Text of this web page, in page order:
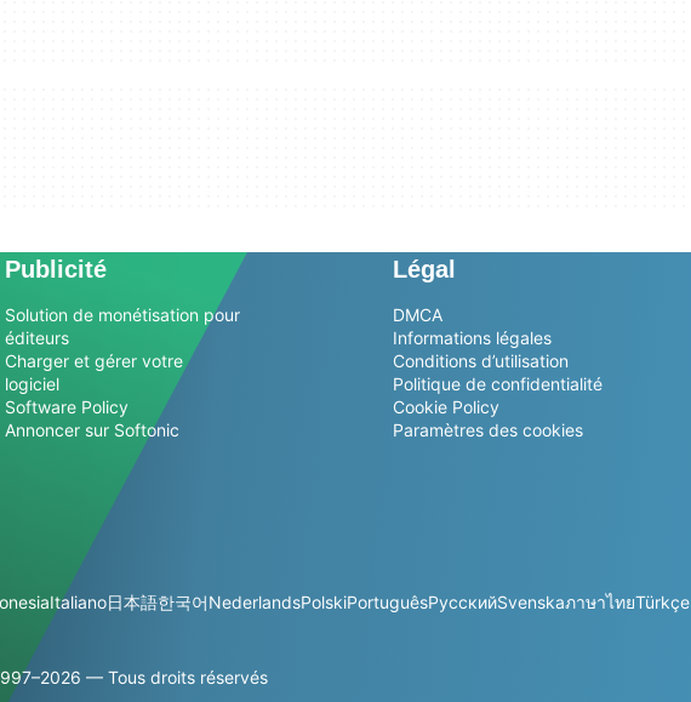
Publicité
Solution de monétisation pour
éditeurs
Charger et gérer votre
logiciel
Software Policy
Annoncer sur Softonic
Légal
DMCA
Informations légales
Conditions d’utilisation
Politique de confidentialité
Cookie Policy
Paramètres des cookies
Italiano日本語한국어NederlandsPolskiPortuguêsРусскийSvenskaภาษาไทยTürkçe
— Tous droits réservés